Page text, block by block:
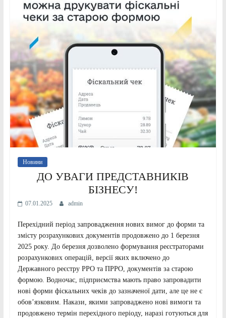
Новини
ДО УВАГИ ПРЕДСТАВНИКІВ
БІЗНЕСУ!
07.01.2025 admin
Перехідний період запровадження нових вимог до форми та
змісту розрахункових документів продовжено до 1 березня
2025 року. До березня дозволено формування реєстраторами
розрахункових операцій, версії яких включено до
Державного реєстру РРО та ПРРО, документів за старою
формою. Водночас, підприємства мають право запровадити
нові форми фіскальних чеків до зазначеної дати, але це не є
обов’язковим. Накази, якими запроваджено нові вимоги та
продовжено термін перехідного періоду, наразі готуються для